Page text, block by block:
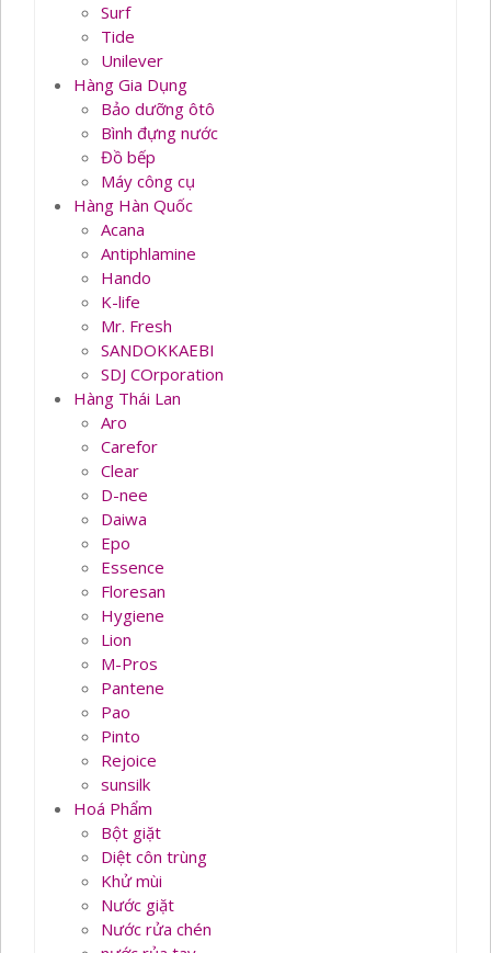
Surf
Tide
Unilever
Hàng Gia Dụng
Bảo dưỡng ôtô
Bình đựng nước
Đồ bếp
Máy công cụ
Hàng Hàn Quốc
Acana
Antiphlamine
Hando
K-life
Mr. Fresh
SANDOKKAEBI
SDJ COrporation
Hàng Thái Lan
Aro
Carefor
Clear
D-nee
Daiwa
Epo
Essence
Floresan
Hygiene
Lion
M-Pros
Pantene
Pao
Pinto
Rejoice
sunsilk
Hoá Phẩm
Bột giặt
Diệt côn trùng
Khử mùi
Nước giặt
Nước rửa chén